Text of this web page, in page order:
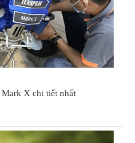
X chi tiết nhất